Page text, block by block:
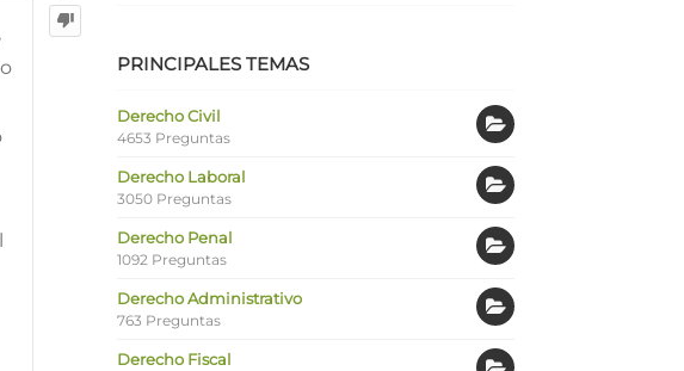
PRINCIPALES TEMAS
Derecho Civil
4653 Preguntas
Derecho Laboral
3050 Preguntas
Derecho Penal
1092 Preguntas
Derecho Administrativo
763 Preguntas
Derecho Fiscal